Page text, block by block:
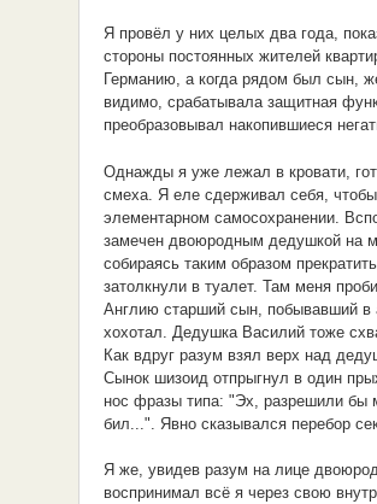
Я провёл у них целых два года,
стороны постоянных жителей
Германию, а когда рядом был сын,
видимо, срабатывала защитная
преобразовывал накопившиеся
Однажды я уже лежал в кровати,
смеха. Я еле сдерживал себя,
элементарном самосохранении.
замечен двоюродным дедушкой на
собираясь таким образом
затолкнули в туалет. Там меня
Англию старший сын, побывавший в
хохотал. Дедушка Василий тоже
Как вдруг разум взял верх над
Сынок шизоид отпрыгнул в один
нос фразы типа: "Эх, разрешили бы
бил...". Явно сказывался перебор
Я же, увидев разум на лице
воспринимал всё я через свою